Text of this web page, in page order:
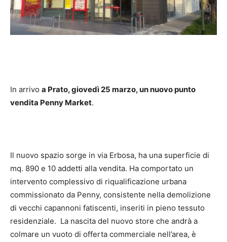
In arrivo a Prato, giovedì 25 marzo, un nuovo punto
vendita Penny Market.
Il nuovo spazio sorge in via Erbosa, ha una superficie di
mq. 890 e 10 addetti alla vendita. Ha comportato un
intervento complessivo di riqualificazione urbana
commissionato da Penny, consistente nella demolizione
di vecchi capannoni fatiscenti, inseriti in pieno tessuto
residenziale. La nascita del nuovo store che andrà a
colmare un vuoto di offerta commerciale nell’area, è